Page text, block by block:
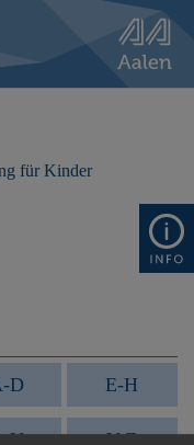
für Kinder
D E-H
U V-Z